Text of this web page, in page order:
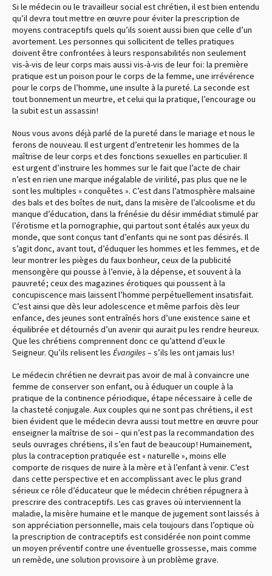
Si le médecin ou le travailleur social est chrétien, il est bien entendu
qu’il devra tout mettre en œuvre pour éviter la prescription de
moyens contraceptifs quels qu’ils soient aussi bien que celle d’un
avortement. Les personnes qui sollicitent de telles pratiques
doivent être confrontées à leurs responsabilités non seulement
vis-à-vis de leur corps mais aussi vis-à-vis de leur foi : la première
pratique est un poison pour le corps de la femme, une irrévérence
pour le corps de l’homme, une insulte à la pureté. La seconde est
tout bonnement un meurtre, et celui qui la pratique, l’encourage ou
la subit est un assassin !
Nous vous avons déjà parlé de la pureté dans le mariage et nous le
ferons de nouveau. Il est urgent d’entretenir les hommes de la
maîtrise de leur corps et des fonctions sexuelles en particulier. Il
est urgent d’instruire les hommes sur le fait que l’acte de chair
n’est en rien une marque inégalable de virilité, pas plus que ne le
sont les multiples « conquêtes ». C’est dans l’atmosphère malsaine
des bals et des boîtes de nuit, dans la misère de l’alcoolisme et du
manque d’éducation, dans la frénésie du désir immédiat stimulé par
l’érotisme et la pornographie, qui partout sont étalés aux yeux du
monde, que sont conçus tant d’enfants qui ne sont pas désirés. Il
s’agit donc, avant tout, d’éduquer les hommes et les femmes, et de
leur montrer les pièges du faux bonheur, ceux de la publicité
mensongère qui pousse à l’envie, à la dépense, et souvent à la
pauvreté ; ceux des magazines érotiques qui poussent à la
concupiscence mais laissent l’homme perpétuellement insatisfait.
C’est ainsi que dès leur adolescence et même parfois dès leur
enfance, des jeunes sont entraînés hors d’une existence saine et
équilibrée et détournés d’un avenir qui aurait pu les rendre heureux.
Que les chrétiens comprennent donc ce qu’attend d’eux le
Seigneur. Qu’ils relisent les Évangiles – s’ils les ont jamais lus !
Le médecin chrétien ne devrait pas avoir de mal à convaincre une
femme de conserver son enfant, ou à éduquer un couple à la
pratique de la continence périodique, étape nécessaire à celle de
la chasteté conjugale. Aux couples qui ne sont pas chrétiens, il est
bien évident que le médecin devra aussi tout mettre en œuvre pour
enseigner la maîtrise de soi – qui n’est pas la recommandation des
seuls ouvrages chrétiens, il s’en faut de beaucoup ! Humainement,
plus la contraception pratiquée est « naturelle », moins elle
comporte de risques de nuire à la mère et à l’enfant à venir. C’est
dans cette perspective et en accomplissant avec le plus grand
sérieux ce rôle d’éducateur que le médecin chrétien répugnera à
prescrire des contraceptifs. Les cas graves où interviennent la
maladie, la misère humaine et le manque de jugement sont laissés à
son appréciation personnelle, mais cela toujours dans l’optique où
la prescription de contraceptifs est considérée non point comme
un moyen préventif contre une éventuelle grossesse, mais comme
un remède, une solution provisoire à un problème grave.